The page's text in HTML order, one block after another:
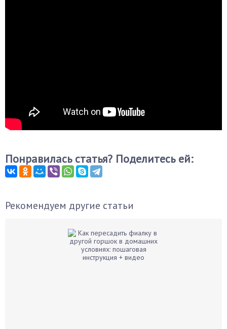
Понравилась статья? Поделитесь ей:
Рекомендуем другие статьи